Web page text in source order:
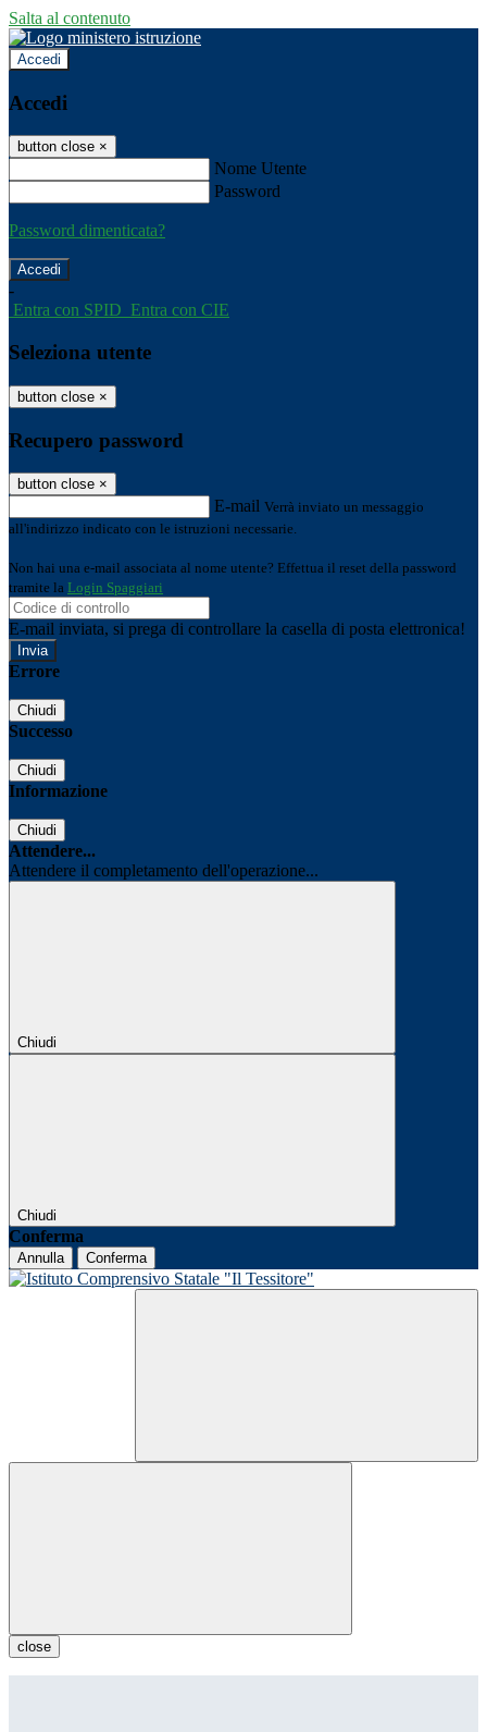
Salta al contenuto
Accedi
Accedi
button close ×
Nome Utente
Password
Password dimenticata?
-
Entra con SPID Entra con CIE
Seleziona utente
button close ×
Recupero password
button close ×
E-mail Verrà inviato un messaggio
all'indirizzo indicato con le istruzioni necessarie.
Non hai una e-mail associata al nome utente? Effettua il reset della password
tramite la Login Spaggiari
E-mail inviata, si prega di controllare la casella di posta elettronica!
Errore
Chiudi
Successo
Chiudi
Informazione
Chiudi
Attendere...
Attendere il completamento dell'operazione...
Chiudi
Chiudi
Conferma
Annulla Conferma
close